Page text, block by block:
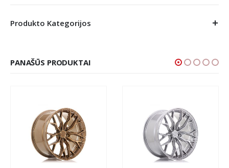
Produkto Kategorijos
PANAŠŪS PRODUKTAI